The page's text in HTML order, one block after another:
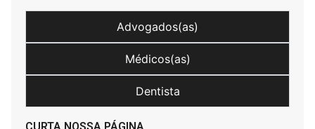
Advogados(as)
Médicos(as)
Dentista
CURTA NOSSA PÁGINA